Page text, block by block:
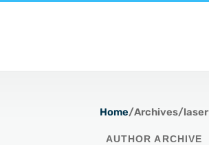
Home/Archives/laser
AUTHOR ARCHIVE